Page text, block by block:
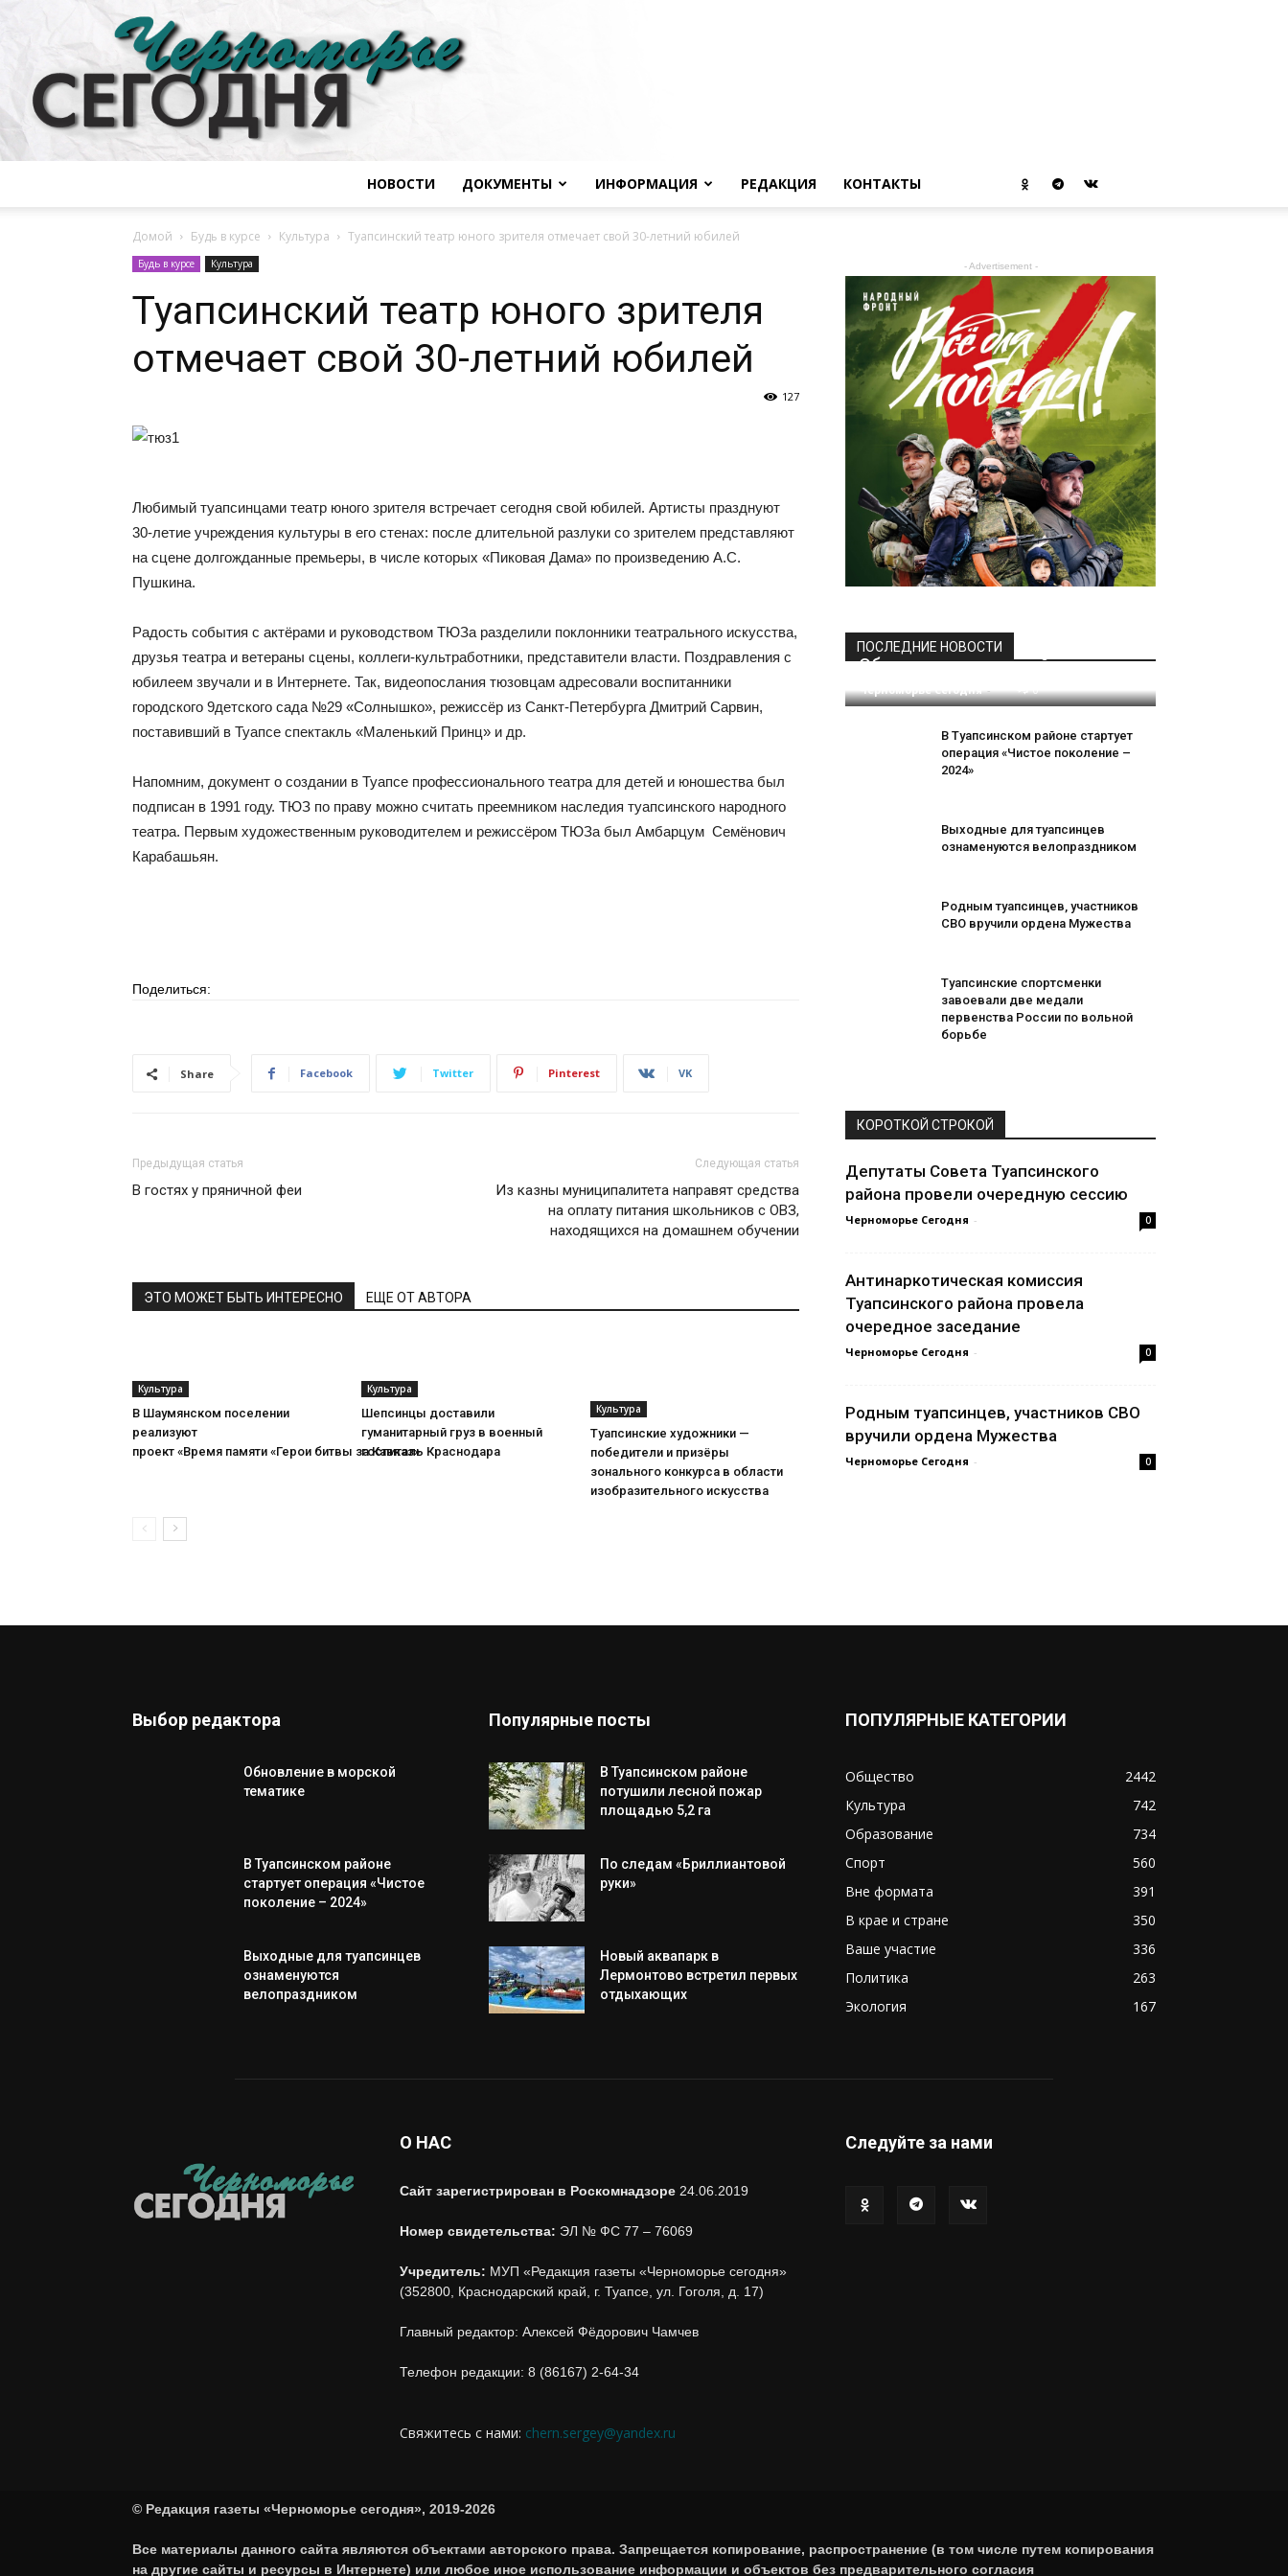
сегодня
НОВОСТИ ДОКУМЕНТЫ ИНФОРМАЦИЯ РЕДАКЦИЯ КОНТАКТЫ
Домой Будь в курсе Культура Туапсинский театр юного зрителя отмечает свой 30-летний юбилей
Будь в курсе Культура
Туапсинский театр юного зрителя
отмечает свой 30-летний юбилей
127
Любимый туапсинцами театр юного зрителя встречает сегодня свой юбилей. Артисты празднуют
30-летие учреждения культуры в его стенах: после длительной разлуки со зрителем представляют
на сцене долгожданные премьеры, в числе которых «Пиковая Дама» по произведению А.С.
Пушкина.
Радость события с актёрами и руководством ТЮЗа разделили поклонники театрального искусства,
друзья театра и ветераны сцены, коллеги-культработники, представители власти. Поздравления с
юбилеем звучали и в Интернете. Так, видеопослания тюзовцам адресовали воспитанники
городского 9детского сада №29 «Солнышко», режиссёр из Санкт-Петербурга Дмитрий Сарвин,
поставивший в Туапсе спектакль «Маленький Принц» и др.
Напомним, документ о создании в Туапсе профессионального театра для детей и юношества был
подписан в 1991 году. ТЮЗ по праву можно считать преемником наследия туапсинского народного
театра. Первым художественным руководителем и режиссёром ТЮЗа был Амбарцум Семёнович
Карабашьян.
Поделиться:
Share Facebook Twitter Pinterest VK
Предыдущая статья
В гостях у пряничной феи
Следующая статья
Из казны муниципалитета направят средства
на оплату питания школьников с ОВЗ,
находящихся на домашнем обучении
ЭТО МОЖЕТ БЫТЬ ИНТЕРЕСНО ЕЩЕ ОТ АВТОРА
Культура
В Шаумянском поселении
реализуют
проект «Время памяти «Герои битвы за Кавказ»
Культура
Шепсинцы доставили
гуманитарный груз в военный
госпиталь Краснодара
Культура
Туапсинские художники —
победители и призёры
зонального конкурса в области
изобразительного искусства
- Advertisement -
ПОСЛЕДНИЕ НОВОСТИ
Обновление в морской тематике
Черноморье Сегодня - 0
В Туапсинском районе стартует
операция «Чистое поколение –
2024»
Выходные для туапсинцев
ознаменуются велопраздником
Родным туапсинцев, участников
СВО вручили ордена Мужества
Туапсинские спортсменки
завоевали две медали
первенства России по вольной
борьбе
КОРОТКОЙ СТРОКОЙ
Депутаты Совета Туапсинского
района провели очередную сессию
Черноморье Сегодня - 0
Антинаркотическая комиссия
Туапсинского района провела
очередное заседание
Черноморье Сегодня - 0
Родным туапсинцев, участников СВО
вручили ордена Мужества
Черноморье Сегодня - 0
Выбор редактора
Обновление в морской
тематике
В Туапсинском районе
стартует операция «Чистое
поколение – 2024»
Выходные для туапсинцев
ознаменуются
велопраздником
Популярные посты
В Туапсинском районе
потушили лесной пожар
площадью 5,2 га
По следам «Бриллиантовой
руки»
Новый аквапарк в
Лермонтово встретил первых
отдыхающих
ПОПУЛЯРНЫЕ КАТЕГОРИИ
Общество
2442
Культура
742
Образование
734
Спорт
560
Вне формата
391
В крае и стране
350
Ваше участие
336
Политика
263
Экология
167
О НАС
Сайт зарегистрирован в Роскомнадзоре 24.06.2019
Номер свидетельства: ЭЛ № ФС 77 – 76069
Учредитель: МУП «Редакция газеты «Черноморье сегодня»
(352800, Краснодарский край, г. Туапсе, ул. Гоголя, д. 17)
Главный редактор: Алексей Фёдорович Чамчев
Телефон редакции: 8 (86167) 2-64-34
Свяжитесь с нами: chern.sergey@yandex.ru
Следуйте за нами
© Редакция газеты «Черноморье сегодня», 2019-2026
Все материалы данного сайта являются объектами авторского права. Запрещается копирование, распространение (в том числе путем копирования
на другие сайты и ресурсы в Интернете) или любое иное использование информации и объектов без предварительного согласия